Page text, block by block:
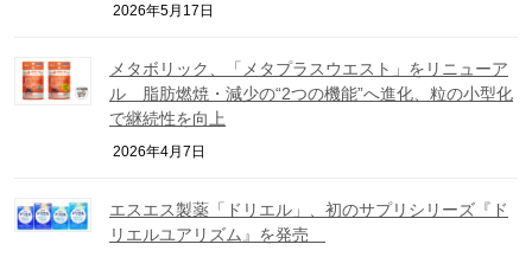
2026年5月17日
メタボリック、「メタプラスウエスト」をリニューア
ル 脂肪燃焼・減少の“2つの機能”へ進化、粒の小型化
で継続性を向上
2026年4月7日
エスエス製薬「ドリエル」、初のサプリシリーズ『ド
リエルユアリズム』を発売